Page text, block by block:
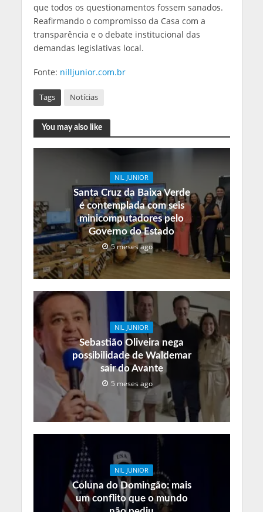
que todos os questionamentos fossem sanados.
Reafirmando o compromisso da Casa com a
transparência e o debate institucional das
demandas legislativas local.
Fonte: nilljunior.com.br
Tags Notícias
You may also like
NIL JUNIOR
Santa Cruz da Baixa Verde
é contemplada com seis
minicomputadores pelo
Governo do Estado
5 meses ago
NIL JUNIOR
Sebastião Oliveira nega
possibilidade de Waldemar
sair do Avante
5 meses ago
NIL JUNIOR
Coluna do Domingão: mais
um conflito que o mundo